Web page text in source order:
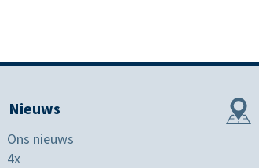
Nieuws
Ons nieuws
4x